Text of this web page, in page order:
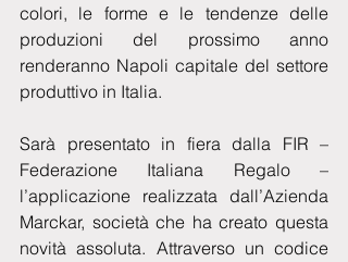
colori, le forme e le tendenze delle
produzioni del prossimo anno
renderanno Napoli capitale del settore
produttivo in Italia.
Sarà presentato in fiera dalla FIR –
Federazione Italiana Regalo –
l’applicazione realizzata dall’Azienda
Marckar, società che ha creato questa
novità assoluta. Attraverso un codice